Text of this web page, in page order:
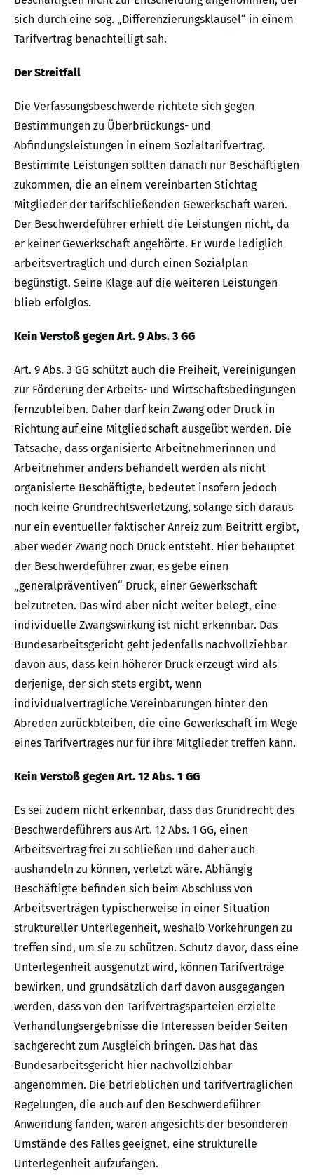
sich durch eine sog. „Differenzierungsklausel“ in einem
Tarifvertrag benachteiligt sah.
Der Streitfall
Die Verfassungsbeschwerde richtete sich gegen
Bestimmungen zu Überbrückungs- und
Abfindungsleistungen in einem Sozialtarifvertrag.
Bestimmte Leistungen sollten danach nur Beschäftigten
zukommen, die an einem vereinbarten Stichtag
Mitglieder der tarifschließenden Gewerkschaft waren.
Der Beschwerdeführer erhielt die Leistungen nicht, da
er keiner Gewerkschaft angehörte. Er wurde lediglich
arbeitsvertraglich und durch einen Sozialplan
begünstigt. Seine Klage auf die weiteren Leistungen
blieb erfolglos.
Kein Verstoß gegen Art. 9 Abs. 3 GG
Art. 9 Abs. 3 GG schützt auch die Freiheit, Vereinigungen
zur Förderung der Arbeits- und Wirtschaftsbedingungen
fernzubleiben. Daher darf kein Zwang oder Druck in
Richtung auf eine Mitgliedschaft ausgeübt werden. Die
Tatsache, dass organisierte Arbeitnehmerinnen und
Arbeitnehmer anders behandelt werden als nicht
organisierte Beschäftigte, bedeutet insofern jedoch
noch keine Grundrechtsverletzung, solange sich daraus
nur ein eventueller faktischer Anreiz zum Beitritt ergibt,
aber weder Zwang noch Druck entsteht. Hier behauptet
der Beschwerdeführer zwar, es gebe einen
„generalpräventiven“ Druck, einer Gewerkschaft
beizutreten. Das wird aber nicht weiter belegt, eine
individuelle Zwangswirkung ist nicht erkennbar. Das
Bundesarbeitsgericht geht jedenfalls nachvollziehbar
davon aus, dass kein höherer Druck erzeugt wird als
derjenige, der sich stets ergibt, wenn
individualvertragliche Vereinbarungen hinter den
Abreden zurückbleiben, die eine Gewerkschaft im Wege
eines Tarifvertrages nur für ihre Mitglieder treffen kann.
Kein Verstoß gegen Art. 12 Abs. 1 GG
Es sei zudem nicht erkennbar, dass das Grundrecht des
Beschwerdeführers aus Art. 12 Abs. 1 GG, einen
Arbeitsvertrag frei zu schließen und daher auch
aushandeln zu können, verletzt wäre. Abhängig
Beschäftigte befinden sich beim Abschluss von
Arbeitsverträgen typischerweise in einer Situation
struktureller Unterlegenheit, weshalb Vorkehrungen zu
treffen sind, um sie zu schützen. Schutz davor, dass eine
Unterlegenheit ausgenutzt wird, können Tarifverträge
bewirken, und grundsätzlich darf davon ausgegangen
werden, dass von den Tarifvertragsparteien erzielte
Verhandlungsergebnisse die Interessen beider Seiten
sachgerecht zum Ausgleich bringen. Das hat das
Bundesarbeitsgericht hier nachvollziehbar
angenommen. Die betrieblichen und tarifvertraglichen
Regelungen, die auch auf den Beschwerdeführer
Anwendung fanden, waren angesichts der besonderen
Umstände des Falles geeignet, eine strukturelle
Unterlegenheit aufzufangen.